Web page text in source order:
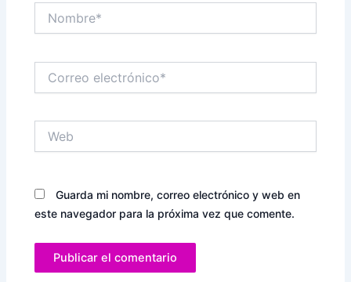
electrónico*
Guarda mi nombre, correo electrónico y web en
este navegador para la próxima vez que comente.